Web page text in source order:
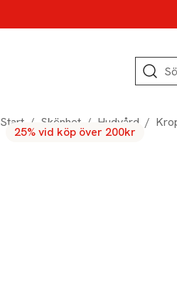
Sök
Start / Skönhet / Hudvård /
25% vid köp över 200kr